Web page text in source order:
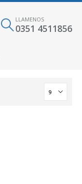
LLAMENOS
0351 4511856